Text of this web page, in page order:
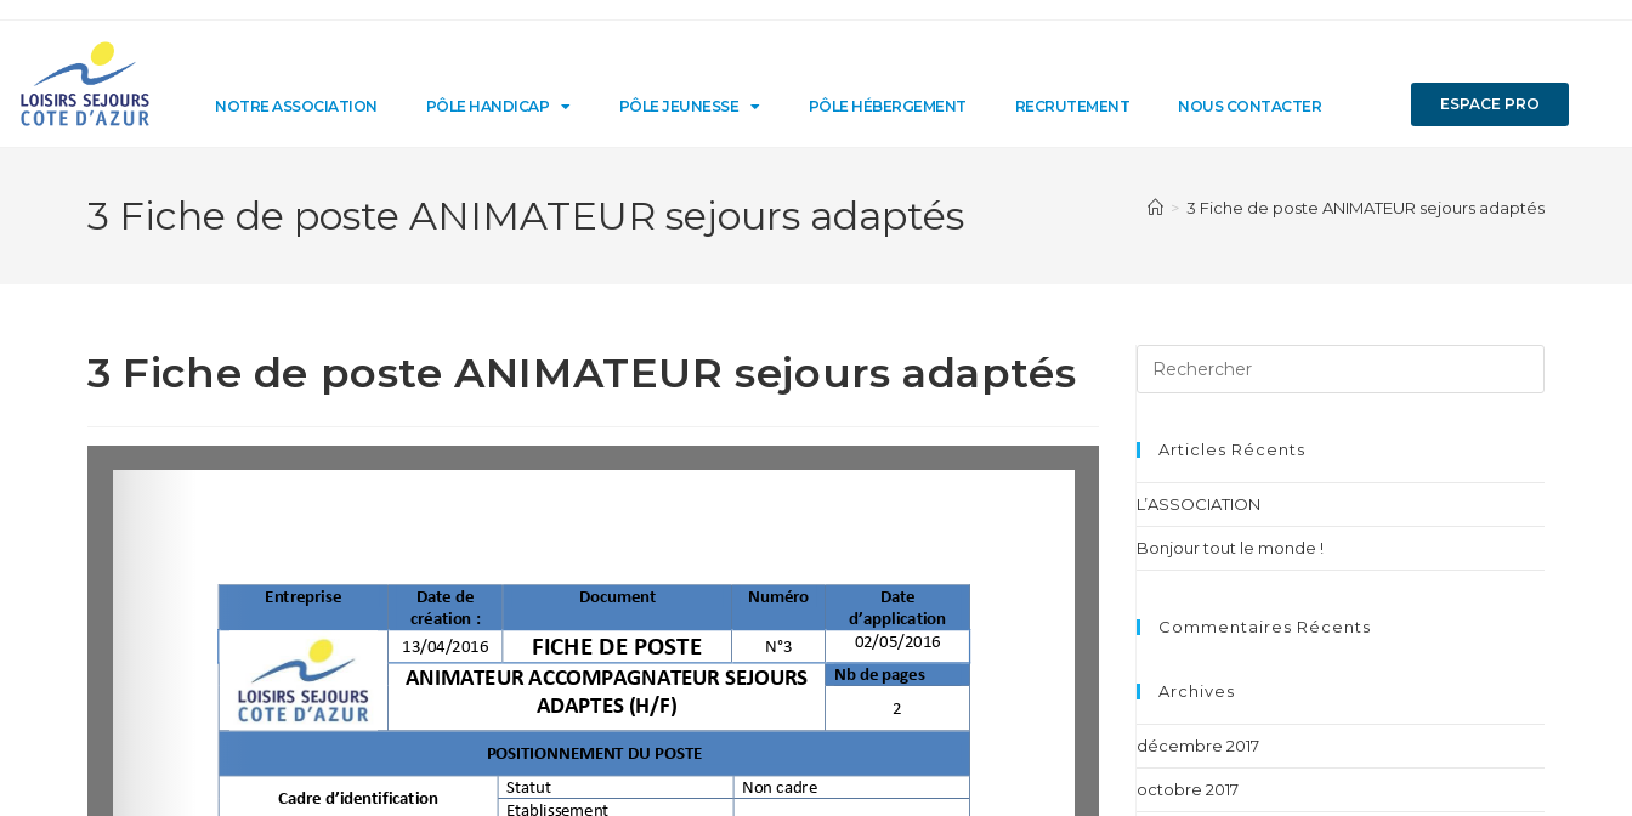
NOTRE ASSOCIATION PÔLE HANDICAP PÔLE JEUNESSE PÔLE HÉBERGEMENT RECRUTEMENT NOUS CONTACTER ESPACE PRO
3 Fiche de poste ANIMATEUR sejours adaptés > 3 Fiche de poste ANIMATEUR sejours adaptés
3 Fiche de poste ANIMATEUR sejours adaptés
Articles Récents
L’ASSOCIATION
Bonjour tout le monde !
Commentaires Récents
Archives
décembre 2017
octobre 2017